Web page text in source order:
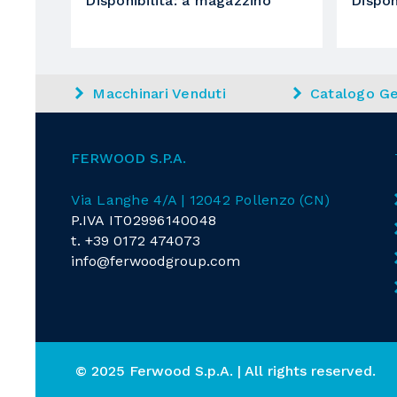
Gruppo
Diametro max. utensile
Nr. posizioni
Utensile
Utensile
Software di programmazione macchina
Macchinari Venduti Catalogo
FERWOOD S.P.A.
Via Langhe 4/A | 12042 Pollenzo (CN)
P.IVA IT02996140048
t.+39 0172 474073
info@ferwoodgroup.com
© 2025 Ferwood S.p.A. | All rights reserved.